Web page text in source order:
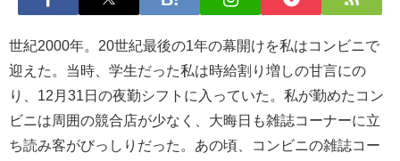
世紀2000年。20世紀最後の1年の幕開けを私はコンビニで
迎えた。当時、学生だった私は時給割り増しの甘言にの
り、12月31日の夜勤シフトに入っていた。私が勤めたコン
ビニは周囲の競合店が少なく、大晦日も雑誌コーナーに立
ち読み客がびっしりだった。あの頃、コンビニの雑誌コー